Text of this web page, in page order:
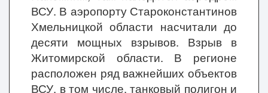
ВСУ. В аэропорту Староконстантинов
Хмельницкой области насчитали до
десяти мощных взрывов. Взрыв в
Житомирской области. В регионе
расположен ряд важнейших объектов
ВСУ, в том числе, танковый полигон и